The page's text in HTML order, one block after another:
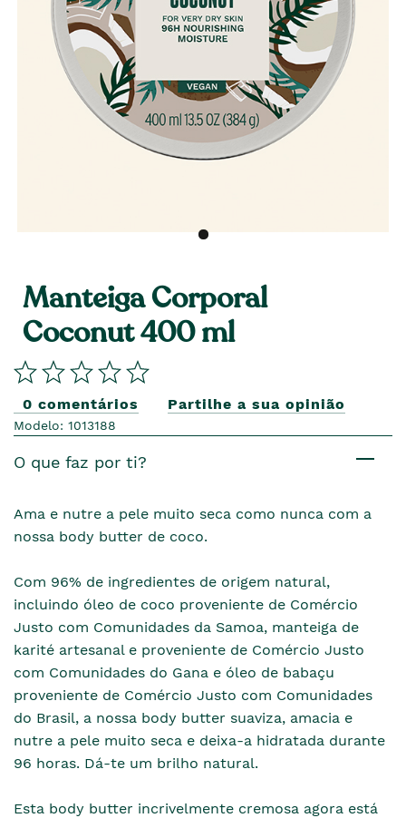
Manteiga Corporal
Coconut 400 ml
0 comentários Partilhe a sua opinião
Modelo: 1013188
O que faz por ti?
Ama e nutre a pele muito seca como nunca com a
nossa body butter de coco.
Com 96% de ingredientes de origem natural,
incluindo óleo de coco proveniente de Comércio
Justo com Comunidades da Samoa, manteiga de
karité artesanal e proveniente de Comércio Justo
com Comunidades do Gana e óleo de babaçu
proveniente de Comércio Justo com Comunidades
do Brasil, a nossa body butter suaviza, amacia e
nutre a pele muito seca e deixa-a hidratada durante
96 horas. Dá-te um brilho natural.
Esta body butter incrivelmente cremosa agora está